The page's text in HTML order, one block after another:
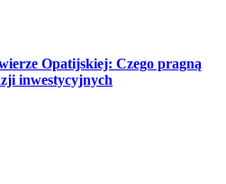
Opatijskiej: Czego pragną
inwestycyjnych